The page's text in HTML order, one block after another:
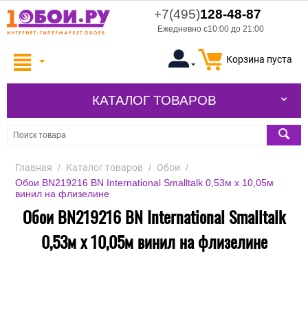
+7(495)128-48-87
Ежедневно с10:00 до 21:00
Корзина пуста
КАТАЛОГ ТОВАРОВ
Главная / Каталог товаров / Обои /
Обои BN219216 BN International Smalltalk 0,53м x 10,05м
винил на флизелине
Обои BN219216 BN International Smalltalk
0,53м x 10,05м винил на флизелине